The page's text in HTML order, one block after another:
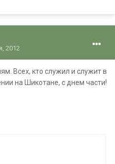
2012
Всех, кто служил и служит в
на Шикотане, с днем части!